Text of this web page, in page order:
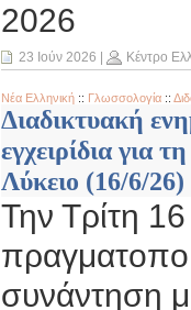
2026
23 Ιούν 2026 Κέντρο
Νέα Ελληνική :: Γλωσσολογία ::
Διαδικτυακή
εγχειρίδια για
Λύκειο (16/6/26)
Την Τρίτη
συνάντηση